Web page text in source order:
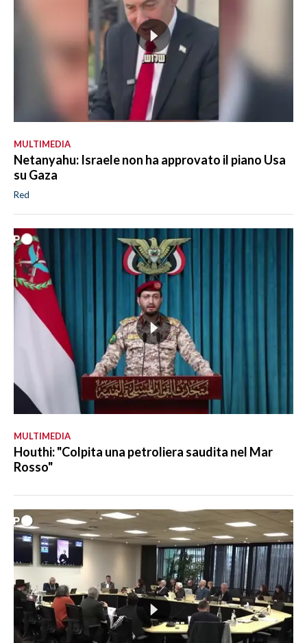
MULTIMEDIA
Netanyahu: Israele non ha approvato il piano Usa
su Gaza
Red
MULTIMEDIA
Houthi: "Colpita una petroliera saudita nel Mar
Rosso"